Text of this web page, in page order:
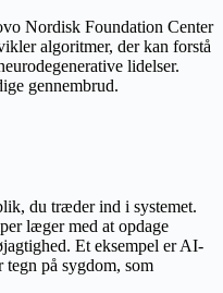
Nordisk Foundation Center
algoritmer, der kan forstå
lidelser.
gennembrud.
du træder ind i systemet.
læger med at opdage
Et eksempel er AI-
tegn på sygdom, som